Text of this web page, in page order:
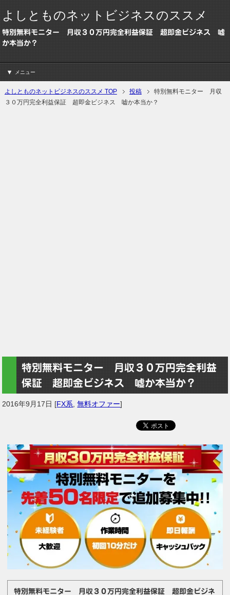
よしとものネットビジネスのススメ
特別無料モニター 月収３０万円完全利益保証 超即金ビジネス 嘘
か本当か？
メニュー
よしとものネットビジネスのススメ TOP 投稿
特別無料モニター 月収
３０万円完全利益保証 超即金ビジネス 嘘か本当か？
特別無料モニター 月収３０万円完全利益
保証 超即金ビジネス 嘘か本当か？
2016年9月17日 [FX系 ,無料オファー]
特別無料モニター 月収３０万円完全利益保証 超即金ビジネ